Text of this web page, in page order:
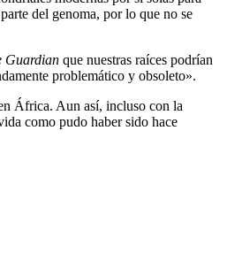
del genoma, por lo que no se
Guardian que nuestras raíces podrían
problemático y obsoleto».
África. Aun así, incluso con la
como pudo haber sido hace